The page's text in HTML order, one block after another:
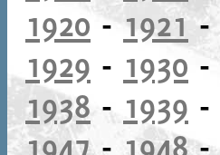
1920 -1921-
1929 - 1930 -
1938- 1939 -
1947- 1948-